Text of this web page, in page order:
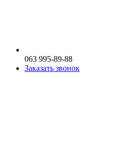
063 995-89-88
Заказать звонок